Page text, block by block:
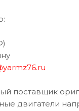
поставщик
двигатели